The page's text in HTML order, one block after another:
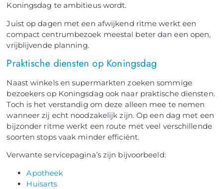
Koningsdag te ambitieus wordt.
Juist op dagen met een afwijkend ritme werkt een
compact centrumbezoek meestal beter dan een open,
vrijblijvende planning.
Praktische diensten op Koningsdag
Naast winkels en supermarkten zoeken sommige
bezoekers op Koningsdag ook naar praktische diensten.
Toch is het verstandig om deze alleen mee te nemen
wanneer zij echt noodzakelijk zijn. Op een dag met een
bijzonder ritme werkt een route met veel verschillende
soorten stops vaak minder efficiënt.
Verwante servicepagina’s zijn bijvoorbeeld:
Apotheek
Huisarts